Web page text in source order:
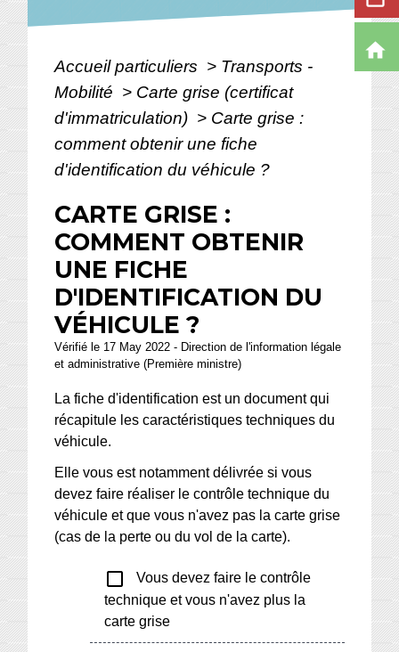
Accueil particuliers > Transports -
Mobilité > Carte grise (certificat
d'immatriculation) > Carte grise :
comment obtenir une fiche
d'identification du véhicule ?
CARTE GRISE :
COMMENT OBTENIR
UNE FICHE
D'IDENTIFICATION DU
VÉHICULE ?
Vérifié le 17 May 2022 - Direction de l'information légale
et administrative (Première ministre)
La fiche d'identification est un document qui
récapitule les caractéristiques techniques du
véhicule.
Elle vous est notamment délivrée si vous
devez faire réaliser le contrôle technique du
véhicule et que vous n'avez pas la carte grise
(cas de la perte ou du vol de la carte).
check_box_outline_blank
Vous devez faire le contrôle
technique et vous n'avez plus la
carte grise
home